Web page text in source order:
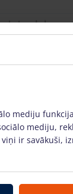
(12m,
mediju
mediju,
ir savākuši,